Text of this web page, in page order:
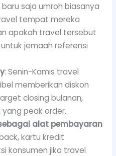
saja umroh biasanya
tempat mereka
apakah travel tersebut
jemaah referensi
: Senin-Kamis travel
memberikan diskon
closing bulanan,
peak order.
alat pembayaran
kartu kredit
konsumen jika travel